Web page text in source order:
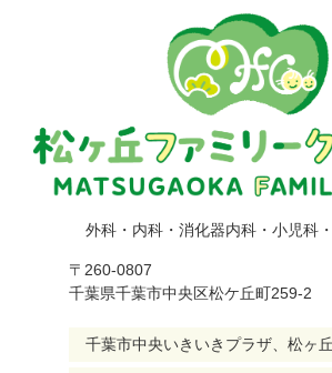
外科・内科・消化器内科・小児科
〒260-0807
千葉県千葉市中央区松ケ丘町259-2
千葉市中央いきいきプラザ、松ヶ